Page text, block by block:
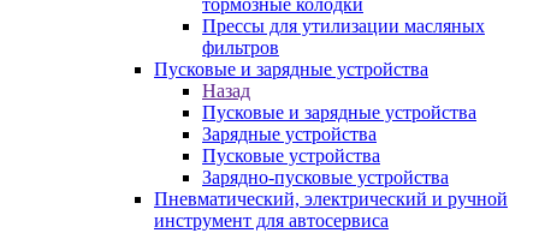
тормозные колодки
Прессы для утилизации масляных
фильтров
Пусковые и зарядные устройства
Назад
Пусковые и зарядные устройства
Зарядные устройства
Пусковые устройства
Зарядно-пусковые устройства
Пневматический, электрический и ручной
инструмент для автосервиса